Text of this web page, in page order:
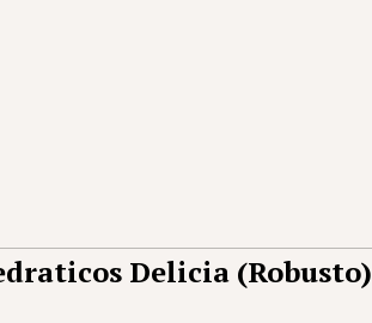
Delicia (Robusto)